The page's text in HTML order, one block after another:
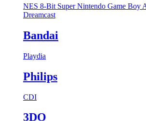
NES 8-Bit Super Nintendo Game Boy
Dreamcast
Bandai
Playdia
Philips
CDI
3DO